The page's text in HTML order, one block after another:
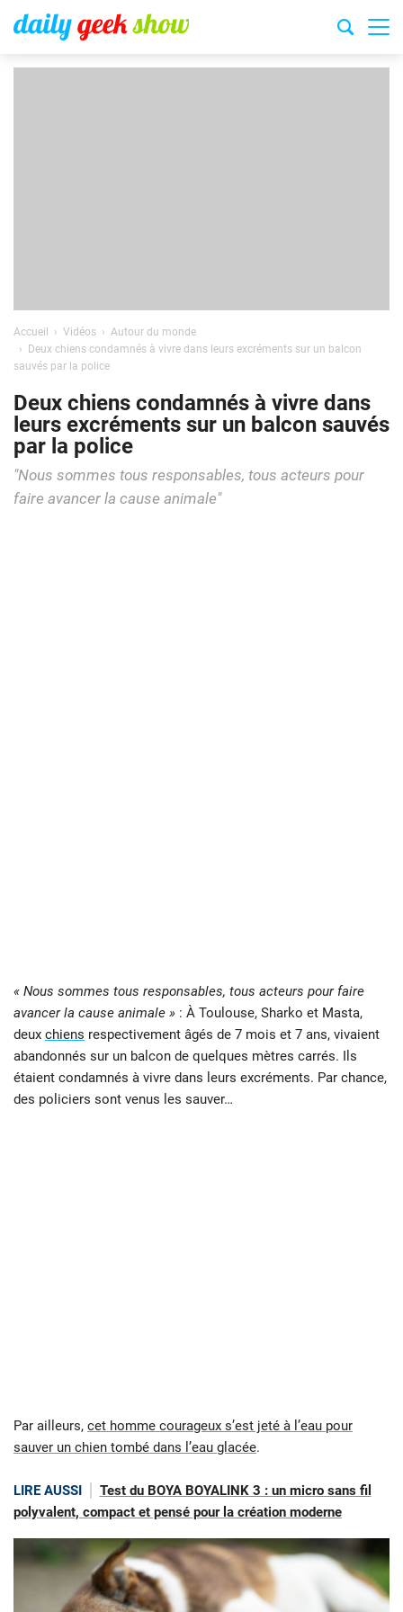
Accueil Vidéos
Autour du monde
Deux chiens condamnés à vivre dans leurs excréments sur un balcon
sauvés par la police
Deux chiens condamnés à vivre dans
leurs excréments sur un balcon sauvés
par la police
"Nous sommes tous responsables, tous acteurs pour
faire avancer la cause animale"
« Nous sommes tous responsables, tous acteurs pour faire
avancer la cause animale » : À Toulouse, Sharko et Masta,
deux chiens respectivement âgés de 7 mois et 7 ans, vivaient
abandonnés sur un balcon de quelques mètres carrés. Ils
étaient condamnés à vivre dans leurs excréments. Par chance,
des policiers sont venus les sauver…
Par ailleurs, cet homme courageux s’est jeté à l’eau pour
sauver un chien tombé dans l’eau glacée.
LIRE AUSSI
Test du BOYA BOYALINK 3 : un micro sans fil
polyvalent, compact et pensé pour la création moderne